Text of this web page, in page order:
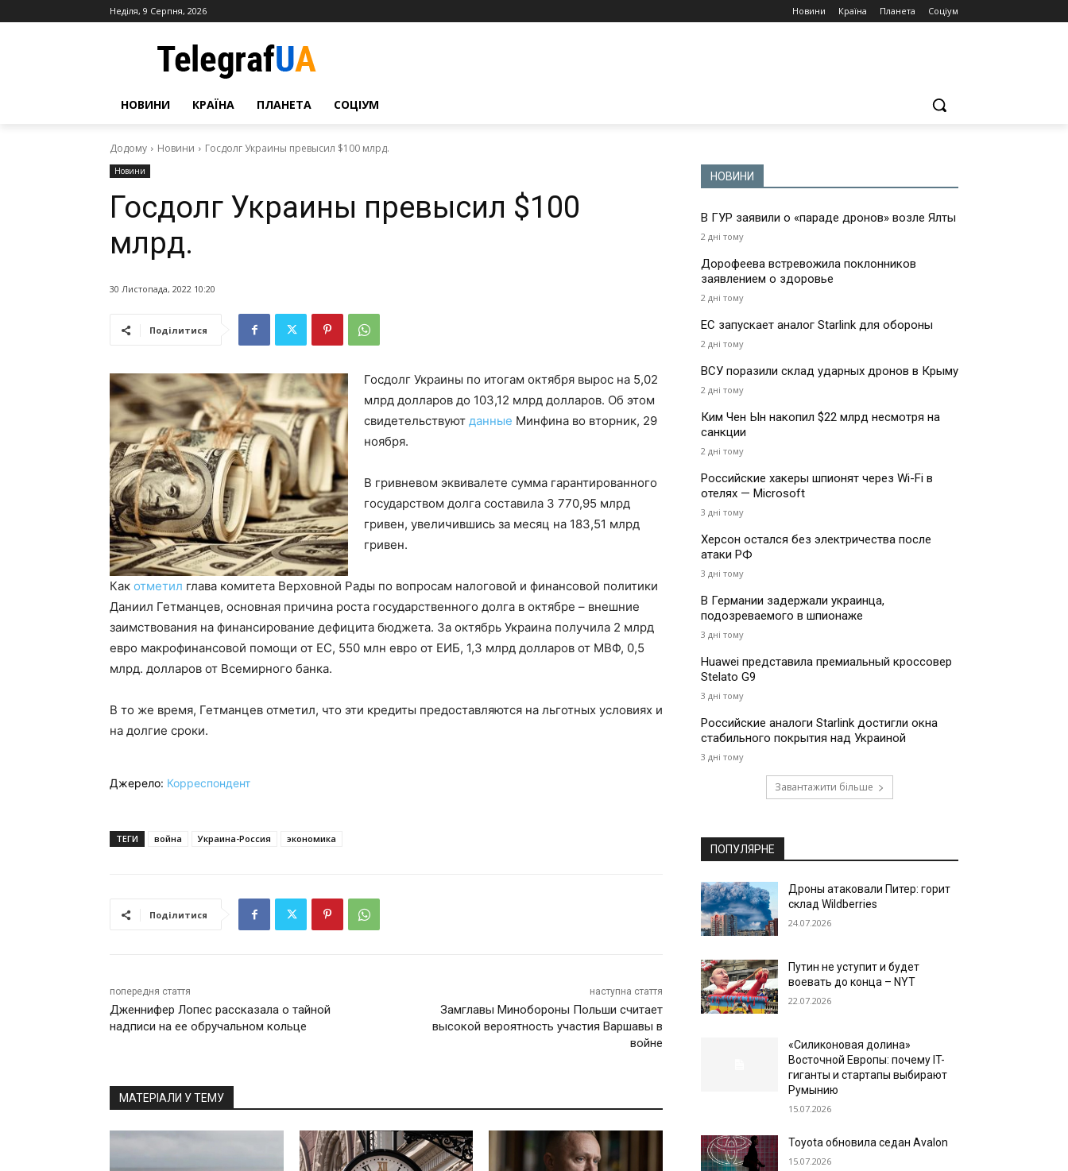
Неділя, 9 Серпня, 2026 Новини Країна Планета Соціум
НОВИНИ КРАЇНА ПЛАНЕТА СОЦІУМ
Додому Новини Госдолг Украины превысил $100 млрд.
Новини
Госдолг Украины превысил $100
млрд.
30 Листопада, 2022 10:20
Поділитися
Госдолг Украины по итогам октября вырос на 5,02
млрд долларов до 103,12 млрд долларов. Об этом
свидетельствуют данные Минфина во вторник, 29
ноября.
В гривневом эквивалете сумма гарантированного
государством долга составила 3 770,95 млрд
гривен, увеличившись за месяц на 183,51 млрд
гривен.
Как отметил глава комитета Верховной Рады по вопросам налоговой и финансовой политики
Даниил Гетманцев, основная причина роста государственного долга в октябре – внешние
заимствования на финансирование дефицита бюджета. За октябрь Украина получила 2 млрд
евро макрофинансовой помощи от ЕС, 550 млн евро от ЕИБ, 1,3 млрд долларов от МВФ, 0,5
млрд. долларов от Всемирного банка.
В то же время, Гетманцев отметил, что эти кредиты предоставляются на льготных условиях и
на долгие сроки.
Джерело: Корреспондент
ТЕГИ война Украина-Россия экономика
Поділитися
попередня стаття
Дженнифер Лопес рассказала о тайной
надписи на ее обручальном кольце
наступна стаття
Замглавы Минобороны Польши считает
высокой вероятность участия Варшавы в
войне
МАТЕРІАЛИ У ТЕМУ
НОВИНИ
В ГУР заявили о «параде дронов» возле Ялты
2 дні тому
Дорофеева встревожила поклонников
заявлением о здоровье
2 дні тому
ЕС запускает аналог Starlink для обороны
2 дні тому
ВСУ поразили склад ударных дронов в Крыму
2 дні тому
Ким Чен Ын накопил $22 млрд несмотря на
санкции
2 дні тому
Российские хакеры шпионят через Wi-Fi в
отелях — Microsoft
3 дні тому
Херсон остался без электричества после
атаки РФ
3 дні тому
В Германии задержали украинца,
подозреваемого в шпионаже
3 дні тому
Huawei представила премиальный кроссовер
Stelato G9
3 дні тому
Российские аналоги Starlink достигли окна
стабильного покрытия над Украиной
3 дні тому
Завантажити більше
ПОПУЛЯРНЕ
Дроны атаковали Питер: горит
склад Wildberries
24.07.2026
Путин не уступит и будет
воевать до конца – NYT
22.07.2026
«Силиконовая долина»
Восточной Европы: почему IT-
гиганты и стартапы выбирают
Румынию
15.07.2026
Toyota обновила седан Avalon
15.07.2026